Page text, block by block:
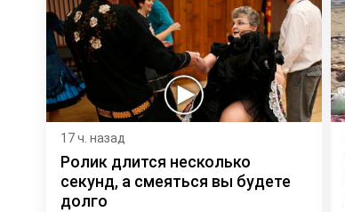
17 ч. назад
Ролик длится несколько
секунд, а смеяться вы будете
долго